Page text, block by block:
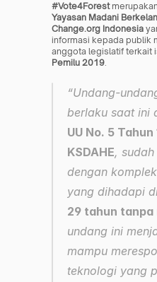
#Vote4Forest
Yayasan Madani
Change.org Indonesia
informasi kepada publik
Pemilu 2019
“Undang-
UU No. 5
KSDAHE,
dengan
29 tahun tanpa
undang ini
mampu
teknologi yang